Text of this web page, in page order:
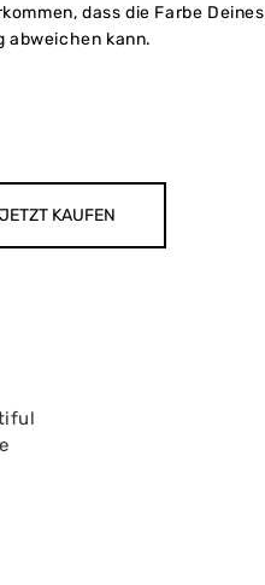
dass die Farbe Deines
abweichen kann.
KAUFEN